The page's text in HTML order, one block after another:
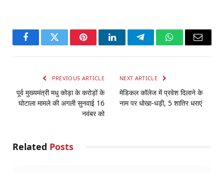
FacebookTwitter PinterestLinkedInTelegramWhatsApp
Email
PREVIOUS ARTICLE
पूर्व मुख्यमंत्री मधु कोड़ा के करोड़ों के
घोटाला मामले की अगली सुनवाई 16
नवंबर को
NEXT ARTICLE
मेडिकल कॉलेज में प्रवेश दिलाने के
नाम पर धोखा-धड़ी, 5 शातिर धराएं
Related Posts